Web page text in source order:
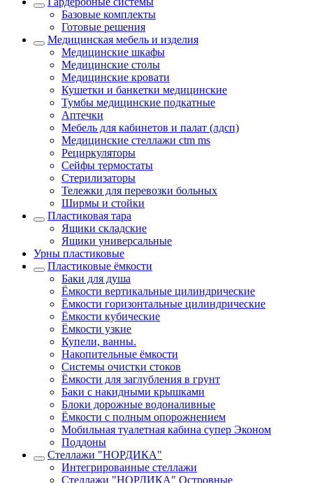
Базовые комплекты
Готовые решения
Медицинская мебель и изделия
Медицинские шкафы
Медицинские столы
Медицинские кровати
Кушетки и банкетки медицинские
Тумбы медицинские подкатные
Аптечки
Мебель для кабинетов и палат (лдсп)
Медицинские стеллажи ctm ms
Рециркуляторы
Сейфы термостаты
Стерилизаторы
Тележки для перевозки больных
Ширмы и стойки
Пластиковая тара
Ящики складские
Ящики универсальные
Урны пластиковые
Пластиковые ёмкости
Баки для душа
Ёмкости вертикальные цилиндрические
Ёмкости горизонтальные цилиндрические
Ёмкости кубические
Ёмкости узкие
Купели, ванны.
Накопительные ёмкости
Системы очистки стоков
Ёмкости для заглубления в грунт
Баки с накидными крышками
Блоки дорожные водоналивные
Ёмкости с полным опорожнением
Мобильная туалетная кабина супер Эконом
Поддоны
Стеллажи "НОРДИКА"
Интегрированные стеллажи
Стеллажи "НОРДИКА" Островные